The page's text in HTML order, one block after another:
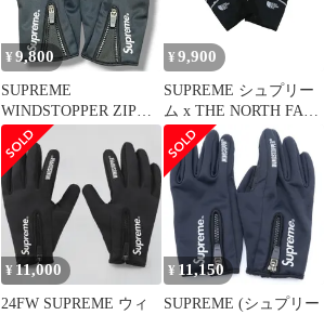
¥ 9,800
SUPREME
WINDSTOPPER ZIP
GLOVES Lサイズ ブラ
ック
¥ 9,900
SUPREME シュプリー
ム x THE NORTH FACE
ザ ノース フェイス
15AW WINTER
RUNNERS GLOVES
NN61500I ウィンター
ランナーズ グローブ ブ
ラック 手袋 サイズM
Febz
¥ 11,000
24FW SUPREME ウィ
¥ 11,150
SUPREME (シュプリー